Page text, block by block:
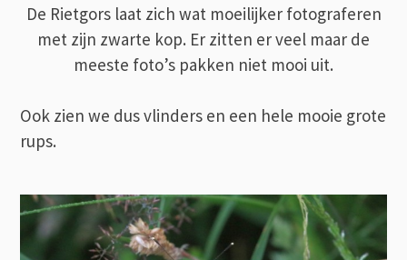
De Rietgors laat zich wat moeilijker fotograferen
met zijn zwarte kop. Er zitten er veel maar de
meeste foto’s pakken niet mooi uit.
Ook zien we dus vlinders en een hele mooie grote
rups.